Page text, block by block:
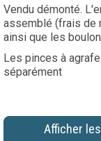
Vendu démonté.
assemblé (frais de
ainsi que les
Les pinces à
séparément
Afficher